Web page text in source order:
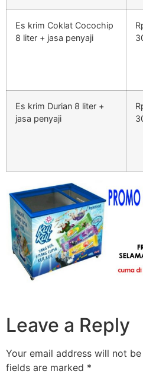
Es krim Coklat Cocochip
8 liter + jasa penyaji
Es krim Durian 8 liter +
jasa penyaji
Leave a Reply
Your email address will not
fields are marked *